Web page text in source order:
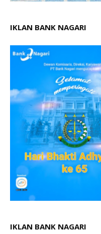
IKLAN BANK NAGARI
IKLAN BANK NAGARI